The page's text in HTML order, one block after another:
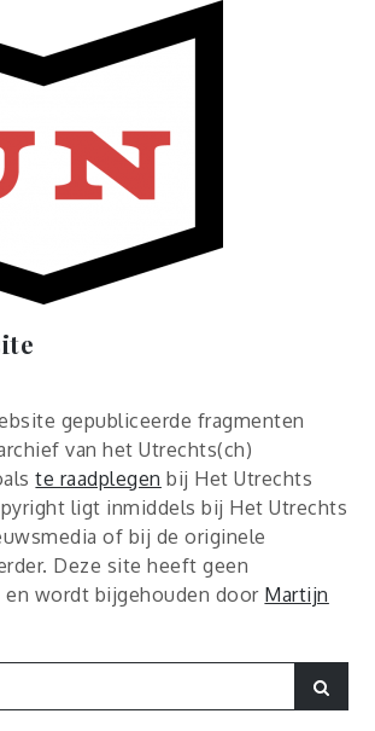
gepubliceerde fragmenten
van het Utrechts(ch)
te raadplegen bij Het Utrechts
ligt inmiddels bij Het Utrechts
of bij de originele
Deze site heeft geen
wordt bijgehouden door Martijn